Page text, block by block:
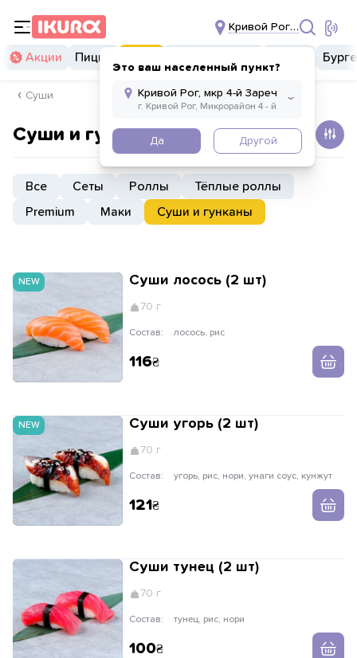
Кривой Рог, мкр 4-й
Это ваш населенный пункт?
Да Другой
Акции Пицца
Суши
Суши и гунканы
Все Сеты Роллы
Тёплые роллы
Premium
Маки Суши и гунканы
NEW Суши лосось (2 шт)
70 г
Состав: лосось, рис
116
NEW Суши угорь (2 шт)
70 г
Состав: угорь, рис, нори, унаги соус, кунжут
121
Суши тунец (2 шт)
70 г
Состав: тунец, рис, нори
100